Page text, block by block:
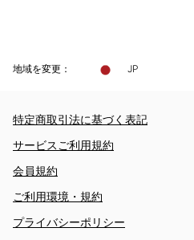
地域を変更： JP
特定商取引法に基づく表記
サービスご利用規約
会員規約
ご利用環境・規約
プライバシーポリシー